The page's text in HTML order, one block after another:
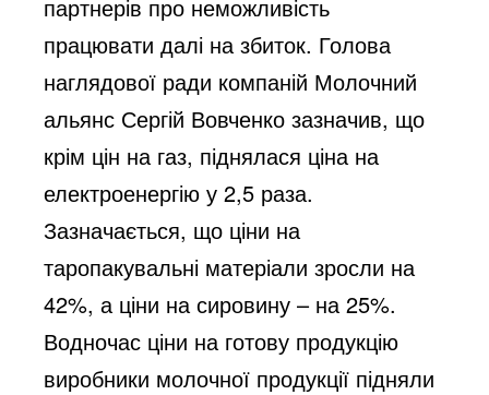
партнерів про неможливість
працювати далі на збиток. Голова
наглядової ради компаній Молочний
альянс Сергій Вовченко зазначив, що
крім цін на газ, піднялася ціна на
електроенергію у 2,5 раза.
Зазначається, що ціни на
таропакувальні матеріали зросли на
42%, а ціни на сировину – на 25%.
Водночас ціни на готову продукцію
виробники молочної продукції підняли